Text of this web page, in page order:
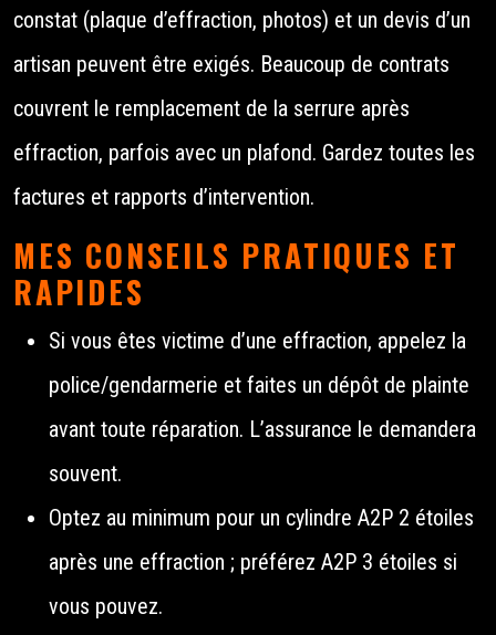
constat (plaque d’effraction, photos) et un devis d’un
artisan peuvent être exigés. Beaucoup de contrats
couvrent le remplacement de la serrure après
effraction, parfois avec un plafond. Gardez toutes les
factures et rapports d’intervention.
MES CONSEILS PRATIQUES ET
RAPIDES
Si vous êtes victime d’une effraction, appelez la
police/gendarmerie et faites un dépôt de plainte
avant toute réparation. L’assurance le demandera
souvent.
Optez au minimum pour un cylindre A2P 2 étoiles
après une effraction ; préférez A2P 3 étoiles si
vous pouvez.